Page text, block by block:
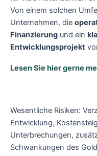
Von einem solchen
Unternehmen, die
Finanzierung und ein
Entwicklungsprojekt
Lesen Sie hier gerne
Wesentliche Risiken:
Entwicklung,
Unterbrechungen,
Schwankungen des